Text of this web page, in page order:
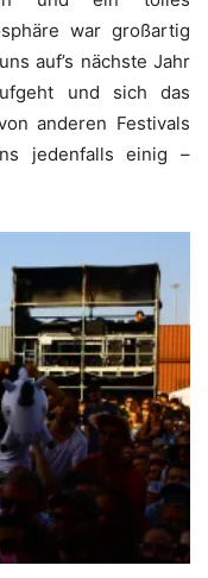
war großartig
auf’s nächste Jahr
und sich das
anderen Festivals
jedenfalls einig –